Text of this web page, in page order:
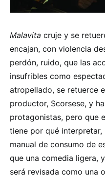
Malavita cruje y se
encajan, con violencia
perdón, ruido, que las
insufribles como
atropellado, se retuerce
productor, Scorsese, y
protagonistas, pero que
tiene por qué interpretar,
manual de consumo de
que una comedia ligera,
será revisada como una